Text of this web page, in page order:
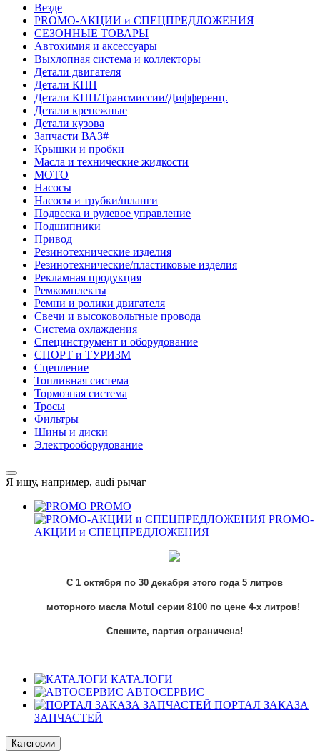
Везде
PROMO-АКЦИИ и СПЕЦПРЕДЛОЖЕНИЯ
СЕЗОННЫЕ ТОВАРЫ
Автохимия и аксессуары
Выхлопная система и коллекторы
Детали двигателя
Детали КПП
Детали КПП/Трансмиссии/Дифференц.
Детали крепежные
Детали кузова
Запчасти ВАЗ#
Крышки и пробки
Масла и технические жидкости
МОТО
Насосы
Насосы и трубки/шланги
Подвеска и рулевое управление
Подшипники
Привод
Резинотехнические изделия
Резинотехнические/пластиковые изделия
Рекламная продукция
Ремкомплекты
Ремни и ролики двигателя
Свечи и высоковольтные провода
Система охлаждения
Специнструмент и оборудование
СПОРТ и ТУРИЗМ
Сцепление
Топливная система
Тормозная система
Тросы
Фильтры
Шины и диски
Электрооборудование
Я ищу, например, audi рычаг
PROMO
PROMO-
АКЦИИ и СПЕЦПРЕДЛОЖЕНИЯ
С 1 октября по 30 декабря этого года 5 литров
моторного масла Motul серии 8100 по цене 4-х литров!
Спешите, партия ограничена!
КАТАЛОГИ
АВТОСЕРВИС
ПОРТАЛ ЗАКАЗА
ЗАПЧАСТЕЙ
Категории